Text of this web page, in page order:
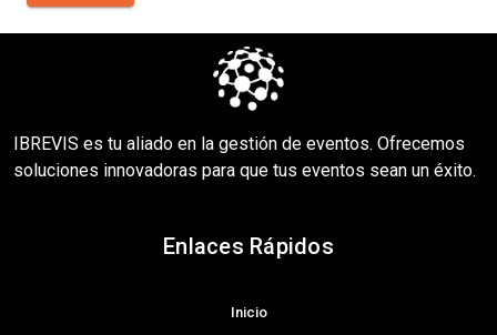
IBREVIS es tu aliado en la gestión de eventos. Ofrecemos
soluciones innovadoras para que tus eventos sean un éxito.
Enlaces Rápidos
Inicio